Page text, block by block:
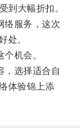
大幅折扣。
服务，这次
处。
机会。
选择适合自
体验锦上添